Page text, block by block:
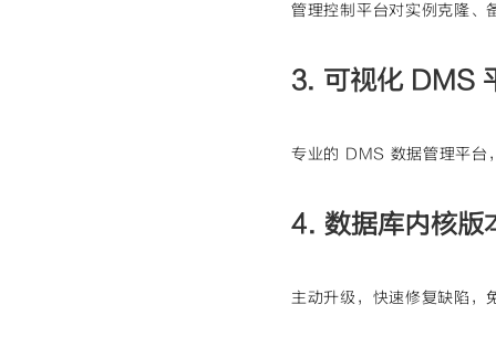
管理控制平台对实例克隆、
3. 可视化 DMS
专业的 DMS 数据管理平台
4. 数据库内核版
主动升级，快速修复缺陷